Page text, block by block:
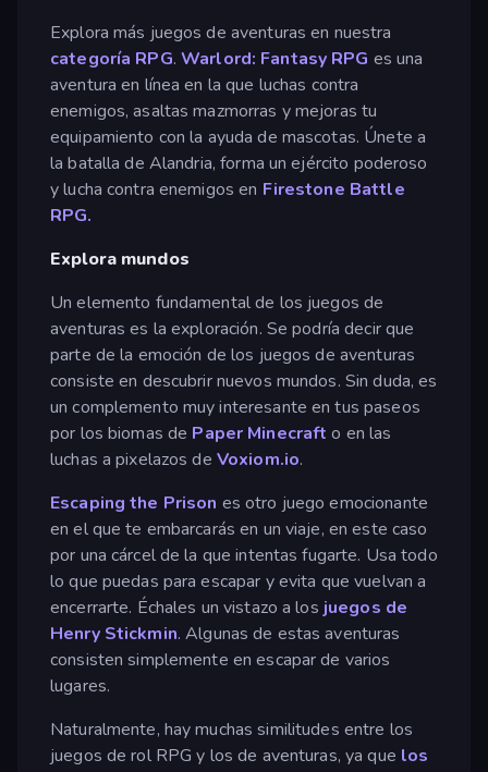
Explora más juegos de aventuras en nuestra
categoría RPG. Warlord: Fantasy RPG es una
aventura en línea en la que luchas contra
enemigos, asaltas mazmorras y mejoras tu
equipamiento con la ayuda de mascotas. Únete a
la batalla de Alandria, forma un ejército poderoso
y lucha contra enemigos en Firestone Battle
RPG.
Explora mundos
Un elemento fundamental de los juegos de
aventuras es la exploración. Se podría decir que
parte de la emoción de los juegos de aventuras
consiste en descubrir nuevos mundos. Sin duda, es
un complemento muy interesante en tus paseos
por los biomas de Paper Minecraft o en las
luchas a pixelazos de Voxiom.io.
Escaping the Prison es otro juego emocionante
en el que te embarcarás en un viaje, en este caso
por una cárcel de la que intentas fugarte. Usa todo
lo que puedas para escapar y evita que vuelvan a
encerrarte. Échales un vistazo a los juegos de
Henry Stickmin. Algunas de estas aventuras
consisten simplemente en escapar de varios
lugares.
Naturalmente, hay muchas similitudes entre los
juegos de rol RPG y los de aventuras, ya que los